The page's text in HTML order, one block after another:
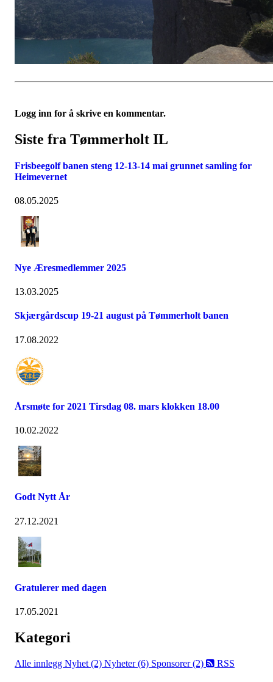
Logg inn for å skrive en kommentar.
Siste fra Tømmerholt IL
Frisbeegolf banen steng 12-13-14 mai grunnet samling for
Heimevernet
08.05.2025
Nye Æresmedlemmer 2025
13.03.2025
Skjærgårdscup 19-21 august på Tømmerholt banen
17.08.2022
Årsmøte for 2021 Tirsdag 08. mars klokken 18.00
10.02.2022
Godt Nytt År
27.12.2021
Gratulerer med dagen
17.05.2021
Kategori
Alle innlegg Nyhet (2) Nyheter (6) Sponsorer (2) RSS